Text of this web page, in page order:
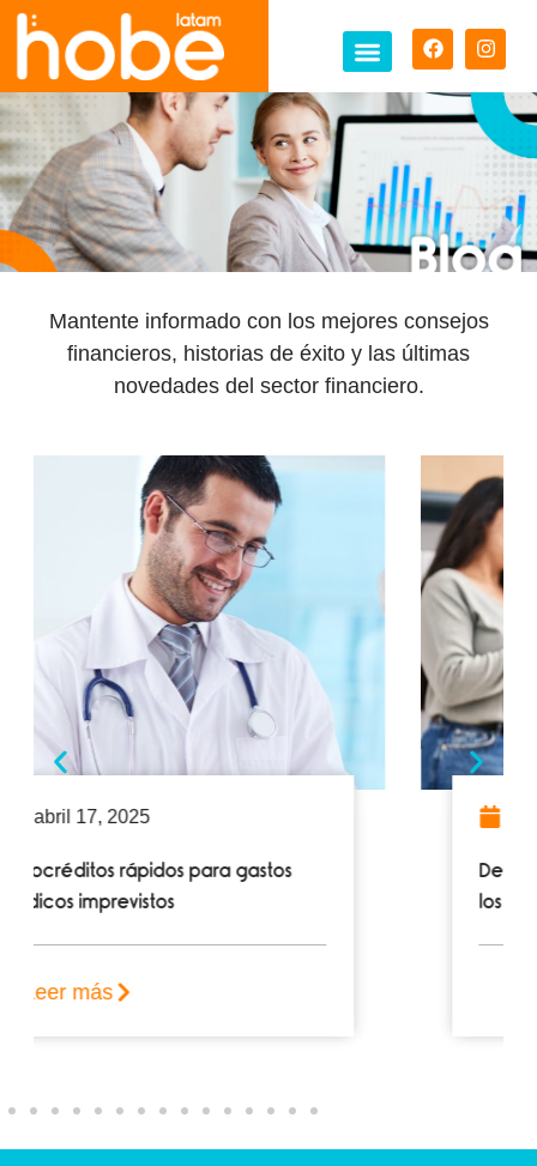
Mantente informado con los mejores consejos
financieros, historias de éxito y las últimas
novedades del sector financiero.
Desmintiendo mitos: La verdad sobre
los microcréditos